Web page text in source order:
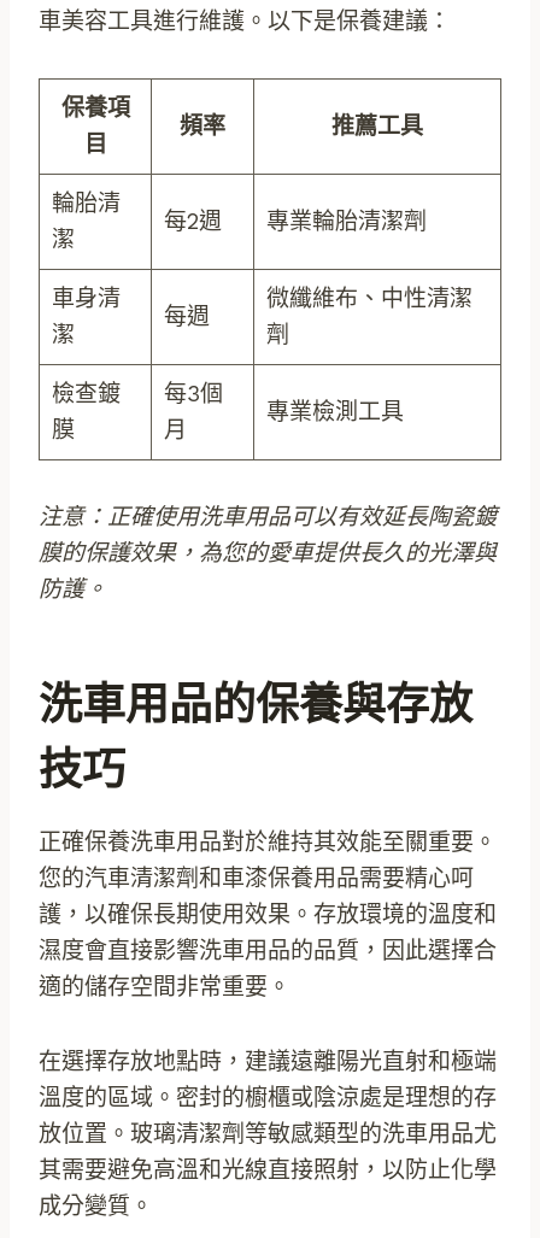
車美容工具進行維護。以下是保養建議：
保養項
目
頻率 推薦工具
輪胎清
潔
每2週 專業輪胎清潔劑
車身清
潔
每週
微纖維布、中性清潔
劑
檢查鍍
膜
每3個
月
專業檢測工具
注意：正確使用洗車用品可以有效延長陶瓷鍍
膜的保護效果，為您的愛車提供長久的光澤與
防護。
洗車用品的保養與存放
技巧
正確保養洗車用品對於維持其效能至關重要。
您的汽車清潔劑和車漆保養用品需要精心呵
護，以確保長期使用效果。存放環境的溫度和
濕度會直接影響洗車用品的品質，因此選擇合
適的儲存空間非常重要。
在選擇存放地點時，建議遠離陽光直射和極端
溫度的區域。密封的櫥櫃或陰涼處是理想的存
放位置。玻璃清潔劑等敏感類型的洗車用品尤
其需要避免高溫和光線直接照射，以防止化學
成分變質。